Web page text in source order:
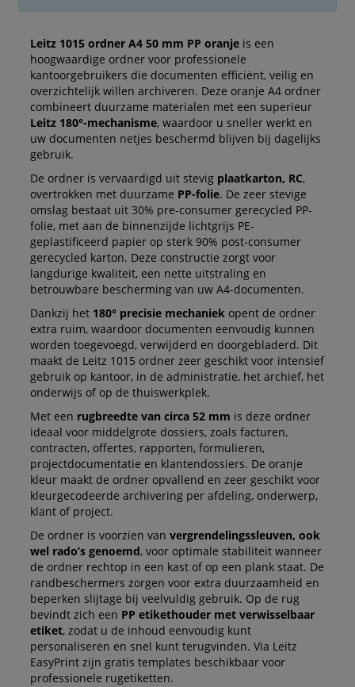
Leitz 1015 ordner A4 50 mm PP oranjeis een
hoogwaardige ordner voor professionele
kantoorgebruikers die documenten efficiënt, veilig en
overzichtelijk willen archiveren. Deze oranje A4 ordner
combineert duurzame materialen met een superieur
Leitz 180°-mechanisme, waardoor u sneller werkt en
uw documenten netjes beschermd blijven bij dagelijks
gebruik.
De ordner is vervaardigd uit stevig plaatkarton, RC,
overtrokken met duurzame PP-folie. De zeer stevige
omslag bestaat uit 30% pre-consumer gerecycled PP-
folie, met aan de binnenzijde lichtgrijs PE-
geplastificeerd papier op sterk 90% post-consumer
gerecycled karton. Deze constructie zorgt voor
langdurige kwaliteit, een nette uitstraling en
betrouwbare bescherming van uw A4-documenten.
Dankzij het 180° precisie mechaniekopent de ordner
extra ruim, waardoor documenten eenvoudig kunnen
worden toegevoegd, verwijderd en doorgebladerd. Dit
maakt de Leitz 1015 ordner zeer geschikt voor intensief
gebruik op kantoor, in de administratie, het archief, het
onderwijs of op de thuiswerkplek.
Met een rugbreedte van circa 52 mm is deze ordner
ideaal voor middelgrote dossiers, zoals facturen,
contracten, offertes, rapporten, formulieren,
projectdocumentatie en klantendossiers. De oranje
kleur maakt de ordner opvallend en zeer geschikt voor
kleurgecodeerde archivering per afdeling, onderwerp,
klant of project.
De ordner is voorzien van vergrendelingssleuven, ook
wel rado’s genoemd, voor optimale stabiliteit wanneer
de ordner rechtop in een kast of op een plank staat. De
randbeschermers zorgen voor extra duurzaamheid en
beperken slijtage bij veelvuldig gebruik. Op de rug
bevindt zich een PP etikethouder met verwisselbaar
etiket, zodat u de inhoud eenvoudig kunt
personaliseren en snel kunt terugvinden. Via Leitz
EasyPrint zijn gratis templates beschikbaar voor
professionele rugetiketten.